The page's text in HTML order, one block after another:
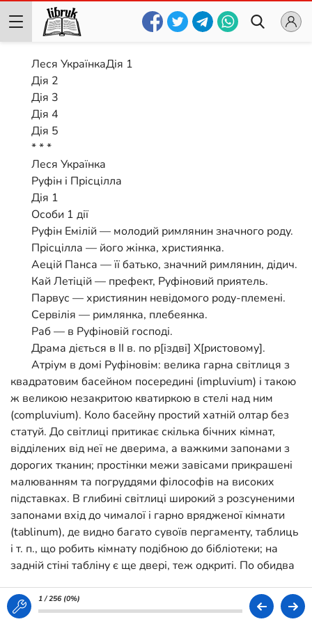
Леся УкраїнкаДія 1
Дія 2
Дія 3
Дія 4
Дія 5
* * *
Леся Українка
Руфін і Прісцілла
Дія 1
Особи 1 дії
Руфін Емілій — молодий римлянин значного роду.
Прісцілла — його жінка, християнка.
Аецій Панса — її батько, значний римлянин, дідич.
Кай Летіцій — префект, Руфіновий приятель.
Парвус — християнин невідомого роду-племені.
Сервілія — римлянка, плебеянка.
Раб — в Руфіновій господі.
Драма діється в II в. по р[іздві] Х[ристовому].
Атріум в домі Руфіновім: велика гарна світлиця з
квадратовим басейном посередині (impluvium) і такою
ж великою незакритою кватиркою в стелі над ним
(compluvium). Коло басейну простий хатній олтар без
статуй. До світлиці притикає скілька бічних кімнат,
відділених від неї не дверима, а важкими запонами з
дорогих тканин; простінки межи завісами прикрашені
малюванням та погруддями філософів на високих
підставках. В глибині світлиці широкий з розсуненими
запонами вхід до чималої і гарно врядженої кімнати
(tablinum), де видно багато сувоїв пергаменту, таблиць
і т. п., що робить кімнату подібною до бібліотеки; на
задній стіні табліну є ще двері, теж одкриті. По обидва
внутрішній двір — перистиль. З атріума видко крізь
сіни та крізь двері табліну той перистиль з колонадою
1 / 256 (0%)